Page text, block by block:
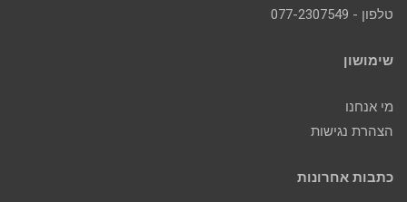
טלפון - 077-2307549
שימושון
מי אנחנו
הצהרת נגישות
כתבות אחרונות